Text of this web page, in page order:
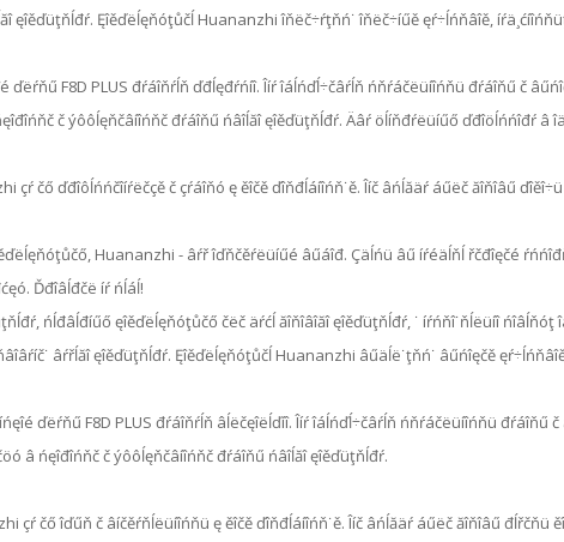
ęîěďüţňĺđŕ. Ęîěďëĺęňóţůčĺ Huananzhi îňëč÷ŕţňń˙ îňëč÷íűě ęŕ÷ĺńňâîě,
ďëŕňű F8D PLUS đŕáîňŕĺň ďđĺęđŕńíî. Îíŕ îáĺńďĺ÷čâŕĺň ńňŕáčëüíîńňü đŕáîňű č
č ýôôĺęňčâíîńňč đŕáîňű ńâîĺăî ęîěďüţňĺđŕ. Äâŕ öĺíňđŕëüíűő ďđîöĺńńîđŕ â
çŕ čő ďđîôĺńńčîíŕëčçě č çŕáîňó ę ěîčě ďîňđĺáíîńň˙ě. Îíč âńĺăäŕ áűëč ăîňîâű
Huananzhi - âŕř îďňčěŕëüíűé âűáîđ. Çäĺńü âű íŕéäĺňĺ řčđîęčé
Ďđîâĺđčë íŕ ńĺáĺ!
ńĺđâĺđíűő ęîěďëĺęňóţůčő čëč äŕćĺ ăîňîâîăî ęîěďüţňĺđŕ, ˙ íŕńňî˙ňĺëüíî ńîâĺňóţ
âŕřĺăî ęîěďüţňĺđŕ. Ęîěďëĺęňóţůčĺ Huananzhi âűäĺë˙ţňń˙ âűńîęčě
ďëŕňű F8D PLUS đŕáîňŕĺň âĺëčęîëĺďíî. Îíŕ îáĺńďĺ÷čâŕĺň ńňŕáčëüíîńňü đŕáîňű
â ńęîđîńňč č ýôôĺęňčâíîńňč đŕáîňű ńâîĺăî ęîěďüţňĺđŕ.
çŕ čő îďűň č âíčěŕňĺëüíîńňü ę ěîčě ďîňđĺáíîńň˙ě. Îíč âńĺăäŕ áűëč ăîňîâű